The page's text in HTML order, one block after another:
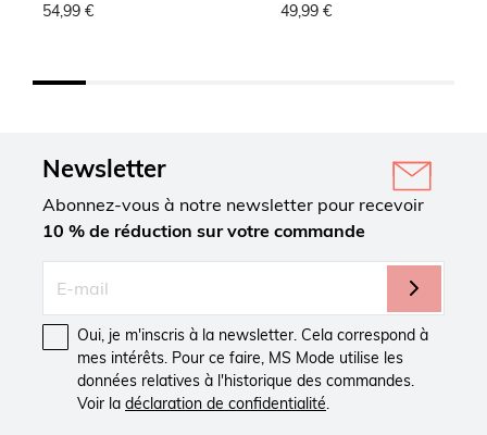
54,99 € 49,99 €
Newsletter
Abonnez-vous à notre newsletter pour recevoir
10 % de réduction sur votre commande
Oui, je m'inscris à la newsletter. Cela correspond à
mes intérêts. Pour ce faire, MS Mode utilise les
données relatives à l'historique des commandes.
Voir la déclaration de confidentialité.